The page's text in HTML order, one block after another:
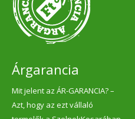
Árgarancia
Mit jelent az ÁR-GARANCIA? –
Azt, hogy az ezt vállaló